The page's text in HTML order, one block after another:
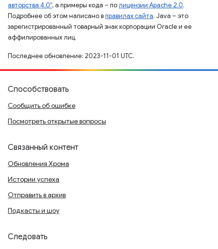
авторства 4.0", а примеры кода – полицензии Apache 2.0.
Подробнее об этом написано вправилах сайта. Java – это
зарегистрированный товарный знак корпорации Oracle и ее
аффилированных лиц.
Последнее обновление: 2023-11-01 UTC.
Способствовать
Сообщить об ошибке
Посмотреть открытые вопросы
Связанный контент
Обновления Хрома
Истории успеха
Отправить в архив
Подкасты и шоу
Следовать